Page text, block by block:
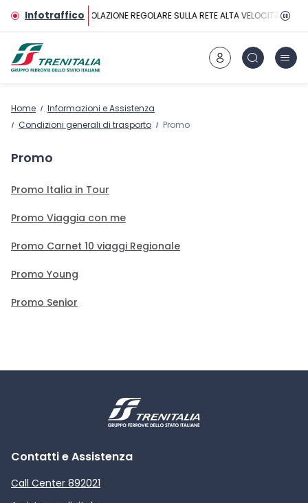
Vai al contenuto principale
InfotrafficoCIRCOLAZIONE REGOLARE SULLA RETE ALTA VELOCITÀ
Home
Informazioni e Assistenza
Condizioni generali di trasporto
Promo
Promo
Promo Italia in Tour
Promo Viaggia con me
Promo Carnet 10 viaggi Regionale
Promo Young
Promo Senior
Contatti e Assistenza
Call Center 892021